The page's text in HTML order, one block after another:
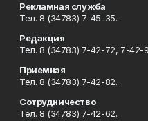
Рекламная служба
Тел. 8 (34783) 7-45-35.
Редакция
Тел. 8 (34783) 7-42-72, 7-42-
Приемная
Тел. 8 (34783) 7-42-82.
Сотрудничество
Тел. 8 (34783) 7-42-62.